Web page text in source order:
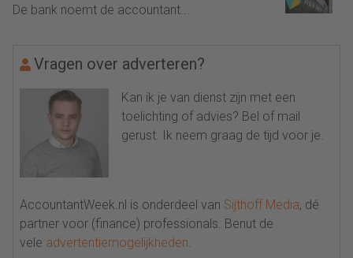
De bank noemt de accountant...
Vragen over adverteren?
Kan ik je van dienst zijn met een
toelichting of advies? Bel of mail
gerust. Ik neem graag de tijd voor je.
AccountantWeek.nl is onderdeel van Sijthoff Media, dé
partner voor (finance) professionals. Benut de
vele advertentiemogelijkheden.